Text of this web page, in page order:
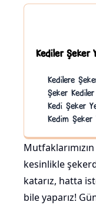
Kediler Şeker
Kedilere
Şeker
Kedi Şeker
Kedim Şeker
kesinlikle
katarız, hatta
bile yaparız!